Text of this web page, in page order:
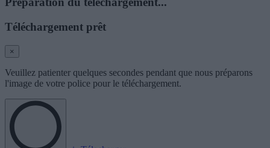
Téléchargement prêt
×
Veuillez patienter quelques secondes pendant que nous préparons
l'image de votre police pour le téléchargement.